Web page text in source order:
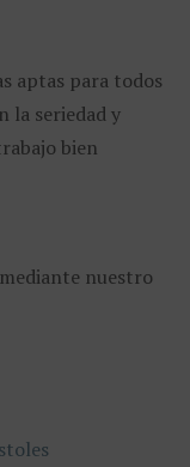
aptas para todos
la seriedad y
bien
nuestro